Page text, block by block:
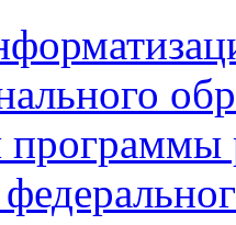
программы